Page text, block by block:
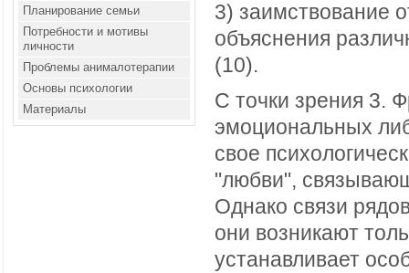
Планирование семьи
Потребности и мотивы
личности
Проблемы анималотерапии
Основы психологии
Материалы
3) заимствование
объяснения
(10).
С точки зрения 3.
эмоциональных
свое
"любви",
Однако связи
они возникают
устанавливает